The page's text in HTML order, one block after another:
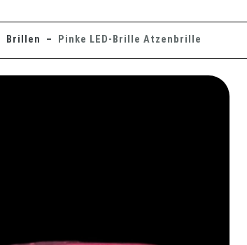
Brillen Pinke LED-Brille Atzenbrille